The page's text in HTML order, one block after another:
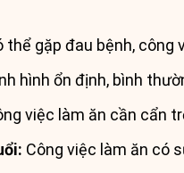
thể gặp đau bệnh, công
hình ổn định, bình
việc làm ăn cần cẩn
Công việc làm ăn có